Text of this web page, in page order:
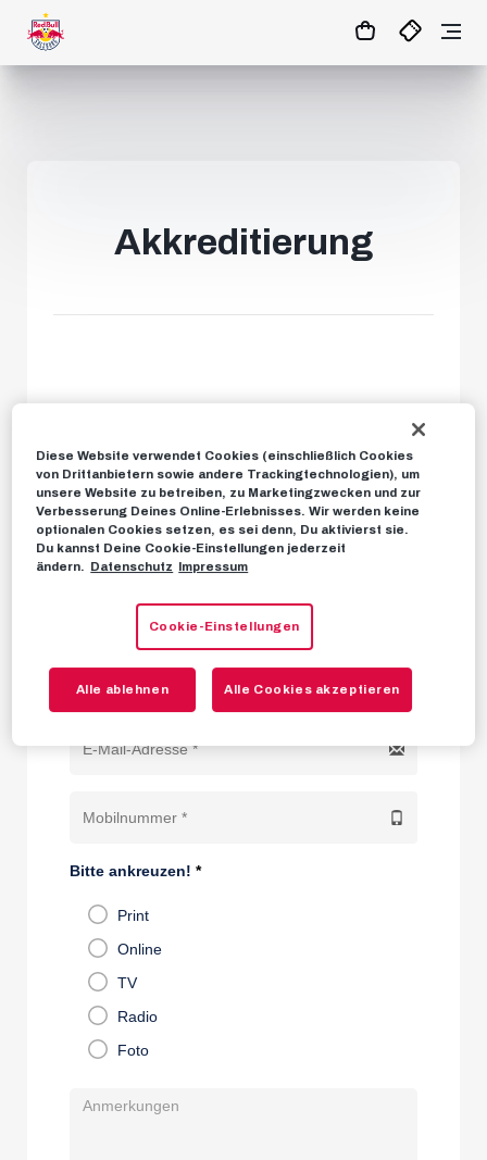
20:54 MATCHCENTER
Akkreditierung
Diese Website verwendet Cookies (einschließlich Cookies
von Drittanbietern sowie andere Trackingtechnologien), um
unsere Website zu betreiben, zu Marketingzwecken und zur
Verbesserung Deines Online-Erlebnisses. Wir werden keine
optionalen Cookies setzen, es sei denn, Du aktivierst sie.
Du kannst Deine Cookie-Einstellungen jederzeit
ändern. Datenschutz Impressum
Cookie-Einstellungen
Alle ablehnen Alle Cookies akzeptieren